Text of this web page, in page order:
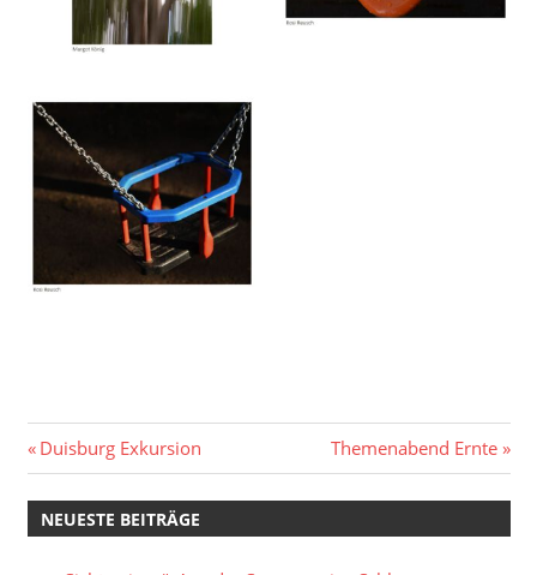
Beitragsnavigation
Vorheriger
Beitrag:
Duisburg Exkursion
Nächster
Beitrag:
Themenabend Ernte
NEUESTE BEITRÄGE